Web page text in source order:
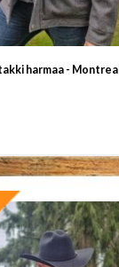
harmaa - Montreal
TARJOUS